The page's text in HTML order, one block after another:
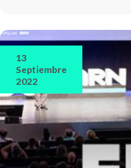
13
Septiembre
2022